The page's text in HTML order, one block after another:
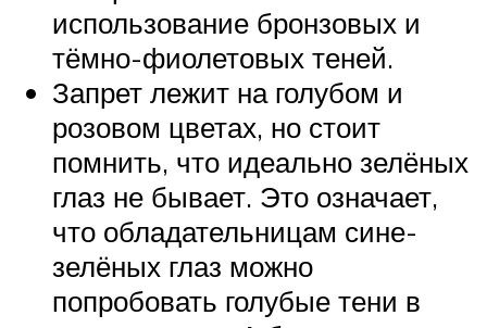
использование бронзовых и
тёмно-фиолетовых теней.
Запрет лежит на голубом и
розовом цветах, но стоит
помнить, что идеально зелёных
глаз не бывает. Это означает,
что обладательницам сине-
зелёных глаз можно
попробовать голубые тени в